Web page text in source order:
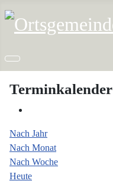
Terminkalender
Nach Jahr
Nach Monat
Nach Woche
Heute